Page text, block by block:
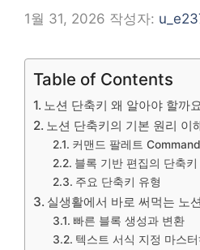
1월 31, 2026 작성자:
Table of Contents
노션 단축키 왜 알아야 할까
노션 단축키의 기본 원리 이
커맨드 팔레트
블록 기반 편집의 단축키
주요 단축키 유형
실생활에서 바로 써먹는 노
빠른 블록 생성과 변환
텍스트 서식 지정 마스터